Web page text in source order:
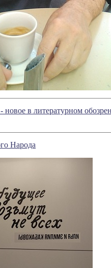
новое в литературном
Народа